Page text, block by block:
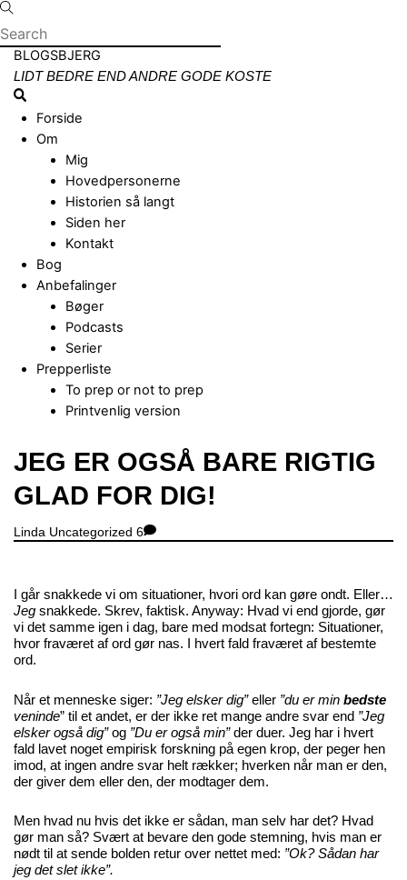
Skip
to
content
Menu
BLOGSBJERG
LIDT BEDRE END ANDRE GODE KOSTE
Search
Forside
Om
Mig
Hovedpersonerne
Historien så langt
Siden her
Kontakt
Bog
Anbefalinger
Bøger
Podcasts
Serier
Prepperliste
To prep or not to prep
Printvenlig version
Close
Menu
JEG ER OGSÅ BARE RIGTIG
GLAD FOR DIG!
Linda Uncategorized 6
I går snakkede vi om situationer, hvori ord kan gøre ondt. Eller…
Jegsnakkede. Skrev, faktisk. Anyway: Hvad vi end gjorde, gør
vi det samme igen i dag, bare med modsat fortegn: Situationer,
hvor fraværet af ord gør nas. I hvert fald fraværet af bestemte
ord.
Når et menneske siger: ”Jeg elsker dig”eller ”du er min bedste
veninde” til et andet, er der ikke ret mange andre svar end ”Jeg
elsker også dig”og ”Du er også min”der duer. Jeg har i hvert
fald lavet noget empirisk forskning på egen krop, der peger hen
imod, at ingen andre svar helt rækker; hverken når man er den,
der giver dem eller den, der modtager dem.
Men hvad nu hvis det ikke er sådan, man selv har det? Hvad
gør man så? Svært at bevare den gode stemning, hvis man er
nødt til at sende bolden retur over nettet med: ”Ok? Sådan har
jeg det slet ikke”.